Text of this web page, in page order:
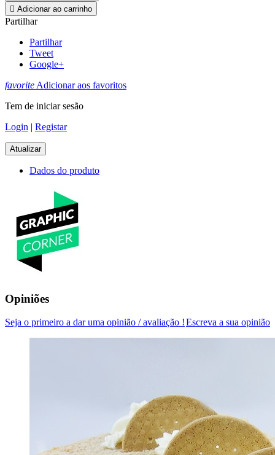
 Adicionar ao carrinho
Partilhar
Partilhar
Tweet
Google+
favorite Adicionar aos favoritos
Tem de iniciar sesão
Login | Registar
Dados do produto
Opiniões
Escreva a sua opinião
Seja o primeiro a dar uma opinião / avaliação !